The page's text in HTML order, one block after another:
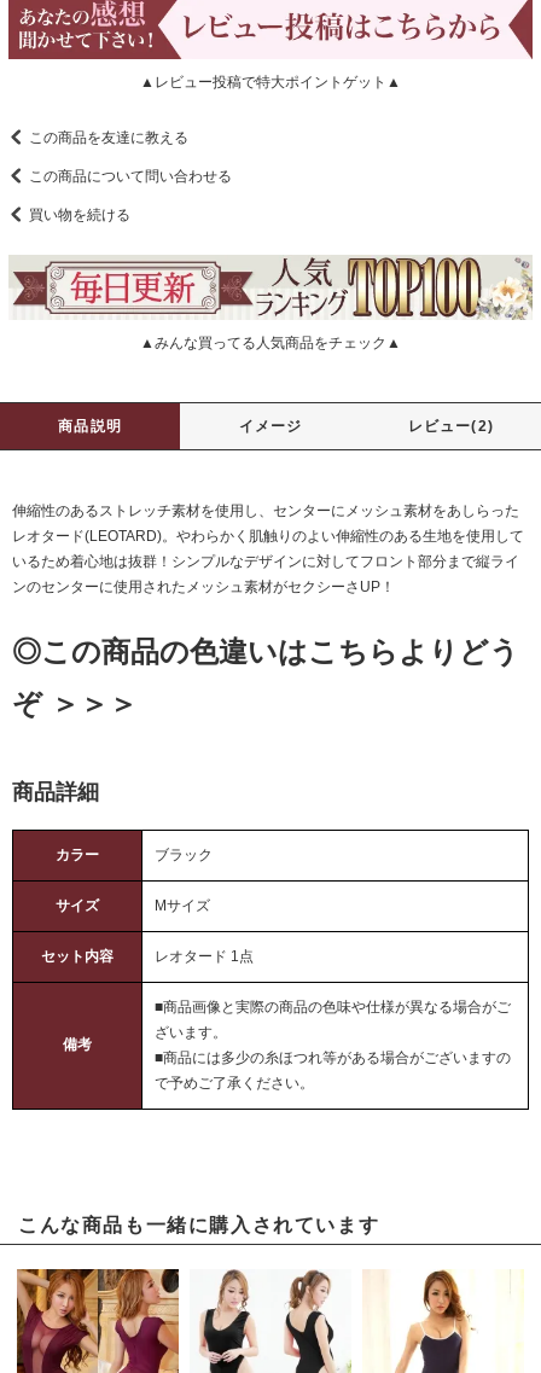
▲レビュー投稿で特大ポイントゲット▲
この商品を友達に教える
この商品について問い合わせる
買い物を続ける
▲みんな買ってる人気商品をチェック▲
商品説明 イメージ レビュー(2)
伸縮性のあるストレッチ素材を使用し、センターにメッシュ素材をあしらった
レオタード(LEOTARD)。やわらかく肌触りのよい伸縮性のある生地を使用して
いるため着心地は抜群！シンプルなデザインに対してフロント部分まで縦ライ
ンのセンターに使用されたメッシュ素材がセクシーさUP！
◎この商品の色違いはこちらよりどう
ぞ ＞＞＞
商品詳細
カラー ブラック
サイズ Mサイズ
セット内容 レオタード 1点
備考
■商品画像と実際の商品の色味や仕様が異なる場合がご
ざいます。
■商品には多少の糸ほつれ等がある場合がございますの
で予めご了承ください。
こんな商品も一緒に購入されています